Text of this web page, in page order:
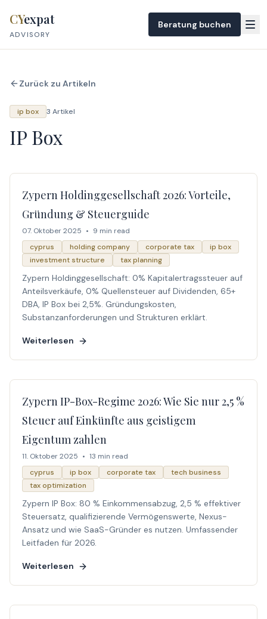
CYexpat
ADVISORY
Beratung buchen
Zurück zu Artikeln
ip box 3 Artikel
IP Box
Zypern Holdinggesellschaft 2026: Vorteile,
Gründung & Steuerguide
07. Oktober 2025 • 9 min read
cyprus
holding company corporate tax
ip box
investment structure
tax planning
Zypern Holdinggesellschaft: 0% Kapitalertragssteuer auf
Anteilsverkäufe, 0% Quellensteuer auf Dividenden, 65+
DBA, IP Box bei 2,5%. Gründungskosten,
Substanzanforderungen und Strukturen erklärt.
Weiterlesen
Zypern IP-Box-Regime 2026: Wie Sie nur 2,5 %
Steuer auf Einkünfte aus geistigem
Eigentum zahlen
11. Oktober 2025 • 13 min read
cyprus
ip box corporate tax
tech business
tax optimization
Zypern IP Box: 80 % Einkommensabzug, 2,5 % effektiver
Steuersatz, qualifizierende Vermögenswerte, Nexus-
Ansatz und wie SaaS-Gründer es nutzen. Umfassender
Leitfaden für 2026.
Weiterlesen